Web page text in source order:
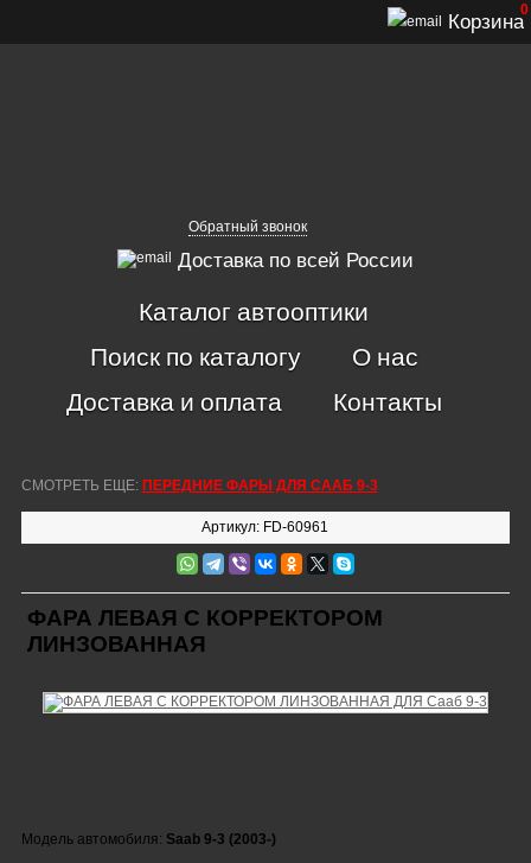
Обратный звонок
Доставка по всей России
Корзина
0
Каталог автооптики
Поиск по каталогу
О нас
Доставка и оплата
Контакты
СМОТРЕТЬ ЕЩЕ: ПЕРЕДНИЕ ФАРЫ ДЛЯ СААБ 9-3
Артикул: FD-60961
ФАРА ЛЕВАЯ С КОРРЕКТОРОМ
ЛИНЗОВАННАЯ
Модель автомобиля: Saab 9-3 (2003-)